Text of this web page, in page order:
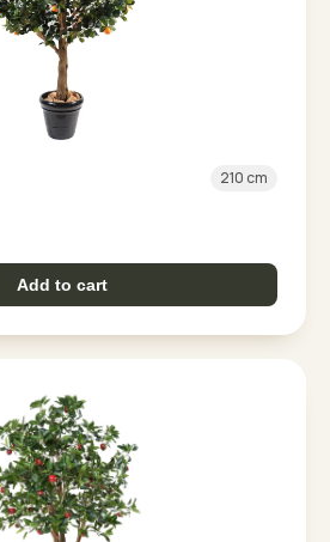
210 cm
Add to cart